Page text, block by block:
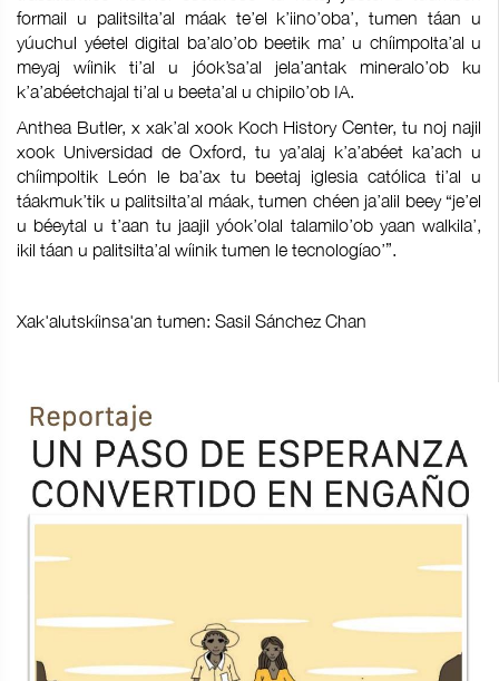
formail u palitsilta’al máak te’el k’iino’oba’, tumen táan u
yúuchul yéetel digital ba’alo’ob beetik ma’ u chíimpolta’al u
meyaj wíinik ti’al u jóok’sa’al jela’antak mineralo’ob ku
k’a’abéetchajal ti’al u beeta’al u chipilo’ob IA.
Anthea Butler, x xak’al xook Koch History Center, tu noj najil
xook Universidad de Oxford, tu ya’alaj k’a’abéet ka’ach u
chíimpoltik León le ba’ax tu beetaj iglesia católica ti’al u
táakmuk’tik u palitsilta’al máak, tumen chéen ja’alil beey “je’el
u béeytal u t’aan tu jaajil yóok’olal talamilo’ob yaan walkila’,
ikil táan u palitsilta’al wíinik tumen le tecnologíao’”.
Xak'alutskíinsa'an tumen: Sasil Sánchez Chan